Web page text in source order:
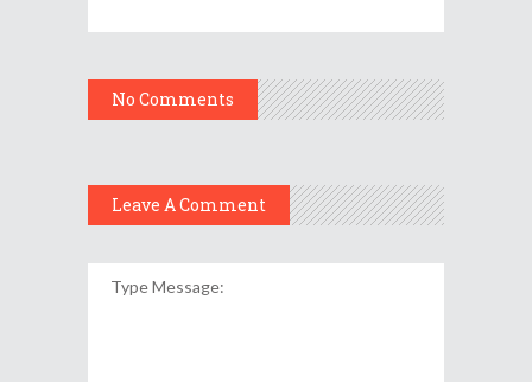
No Comments
Leave A Comment